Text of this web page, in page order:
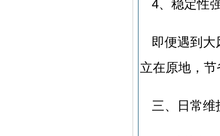
4、稳定性
即便遇到
立在原地，
三、日常维